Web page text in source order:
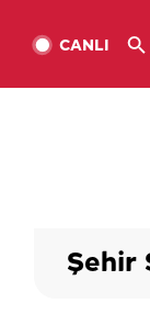
CANLI
Şehir